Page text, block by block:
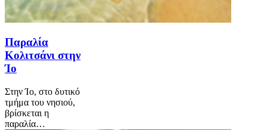
Παραλία
Κολιτσάνι στην
Ίο
Στην Ίο, στο δυτικό
τμήμα του νησιού,
βρίσκεται η
παραλία…